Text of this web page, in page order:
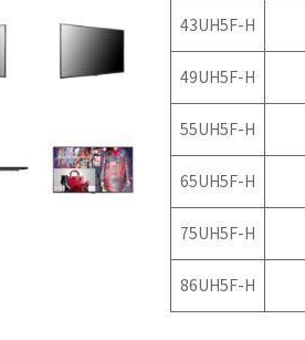
タブレ
Android
43UH5F-H
49UH5F-H
55UH5F-H
65UH5F-H
75UH5F-H
86UH5F-H